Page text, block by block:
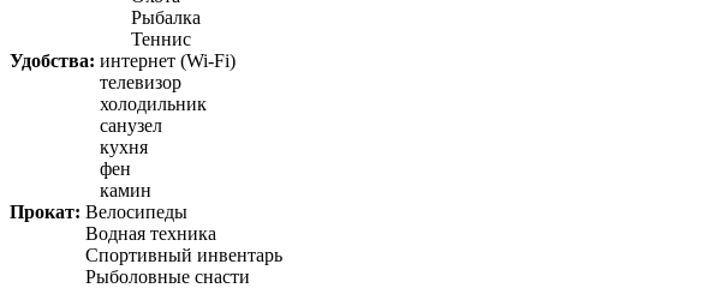
Рыбалка
Теннис
Удобства: интернет (Wi-Fi)
телевизор
холодильник
санузел
кухня
фен
камин
Прокат: Велосипеды
Водная техника
Спортивный инвентарь
Рыболовные снасти